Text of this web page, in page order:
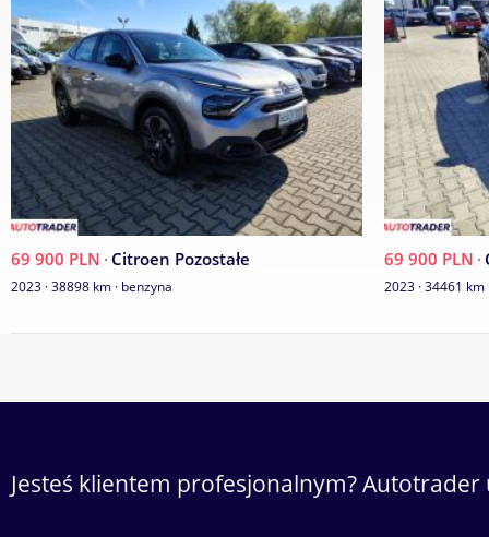
69 900 PLN · Citroen Pozostałe
2023 · 38898 km · benzyna
69 900 PLN ·
2023 · 34461 km
Jesteś klientem profesjonalnym?